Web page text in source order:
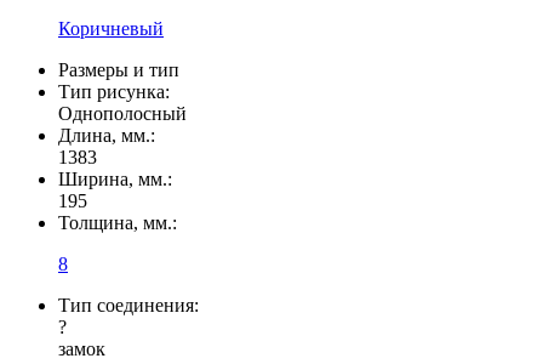
Коричневый
Размеры и тип
Тип рисунка:
Однополосный
Длина, мм.:
1383
Ширина, мм.:
195
Толщина, мм.:
8
Тип соединения:
?
замок